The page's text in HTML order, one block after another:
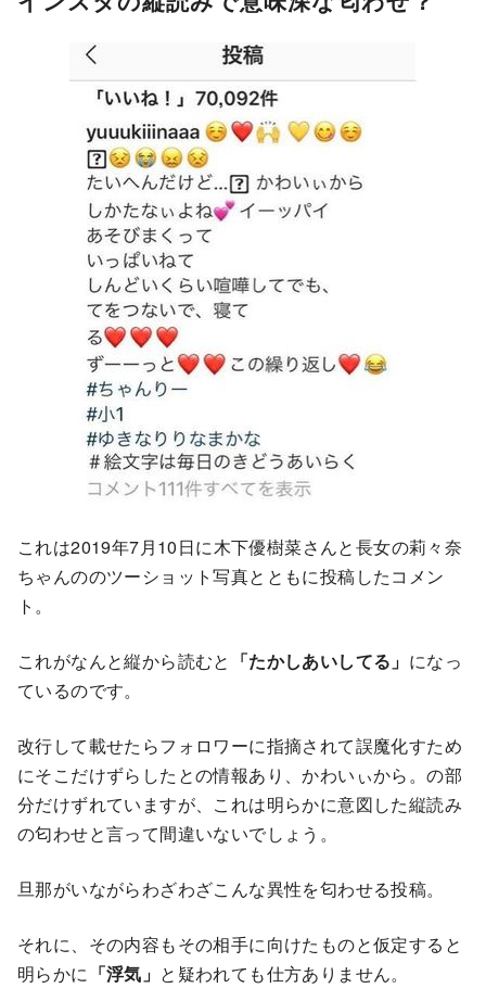
これは2019年7月10日に木下優樹菜さんと長女の莉々奈
ちゃんののツーショット写真とともに投稿したコメン
ト。
これがなんと縦から読むと 「たかしあいしてる」 になっ
ているのです。
改行して載せたらフォロワーに指摘されて誤魔化すため
にそこだけずらしたとの情報あり、かわいぃから。の部
分だけずれていますが、これは明らかに意図した縦読み
の匂わせと言って間違いないでしょう。
旦那がいながらわざわざこんな異性を匂わせる投稿。
それに、その内容もその相手に向けたものと仮定すると
明らかに 「浮気」 と疑われても仕方ありません。